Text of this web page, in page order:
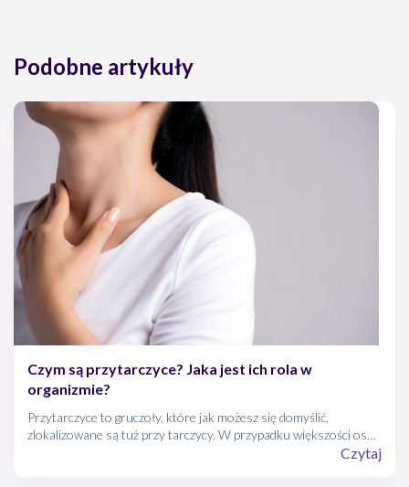
Podobne artykuły
Czym są przytarczyce? Jaka jest ich rola w
organizmie?
Przytarczyce to gruczoły, które jak możesz się domyślić,
zlokalizowane są tuż przy tarczycy. W przypadku większości osób
Czytaj